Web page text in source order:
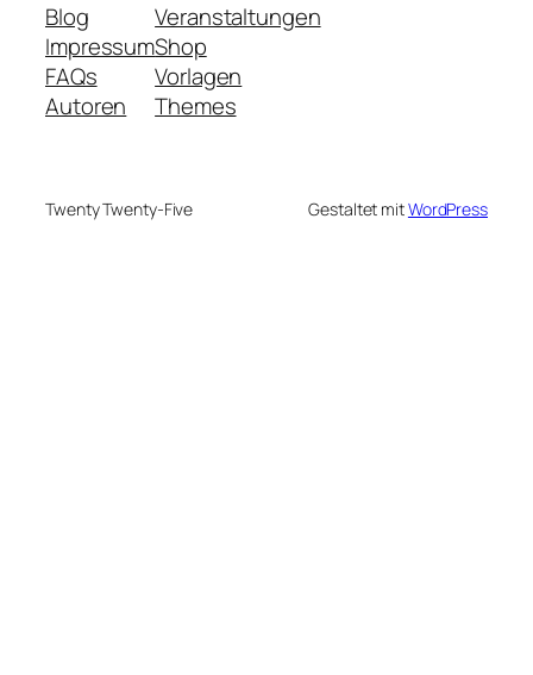
Blog
Impressum
FAQs
Autoren
Veranstaltungen
Shop
Vorlagen
Themes
Twenty Twenty-Five Gestaltet mitWordPress